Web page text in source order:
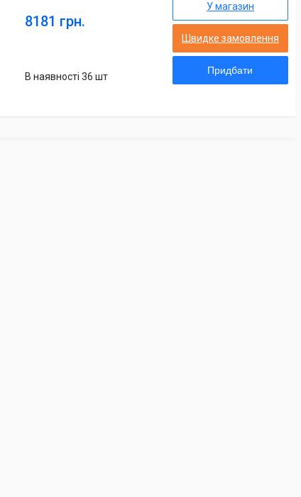
8181 грн.
В наявності 36 шт
У магазин
Швидке замовлення
Придбати